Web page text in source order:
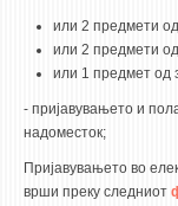
WATERBRIDGING
CIRASIM
AIR QUALITY
АКТИ
или 2 предмети
или 2 предмети
или 1 предмет од
- пријавувањето и
надоместок;
Пријавувањето во
врши преку следниот